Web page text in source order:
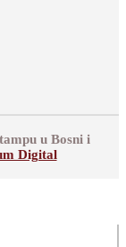
u Bosni i
Digital